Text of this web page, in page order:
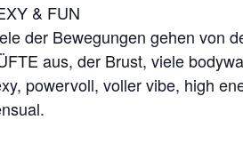
& FUN
der Bewegungen gehen von
aus, der Brust, viele
powervoll, voller vibe, high